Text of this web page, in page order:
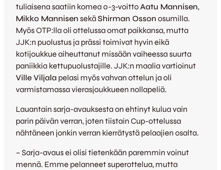
tuliaisena saatiin komea 0-3-voitto Aatu Mannisen,
Mikko Mannisen sekäShirman Osson osumilla.
Myös OTP:lla oli ottelussa omat paikkansa, mutta
JJK:n puolustus ja prässi toimivat hyvin eikä
kotijoukkue aiheuttanut missään vaiheessa suurta
paniikkia kettupuolustajille. JJK:n maalia vartioinut
Ville Viljala pelasi myös vahvan ottelun ja oli
varmistamassa vierasjoukkueen nollapeliä.
Lauantain sarja-avauksesta on ehtinyt kulua vain
parin päivän verran, joten tiistain Cup-ottelussa
nähtäneen jonkin verran kierrätystä pelaajien osalta.
– Sarja-avaus ei olisi tietenkään paremmin voinut
mennä. Emme pelanneet superottelua, mutta